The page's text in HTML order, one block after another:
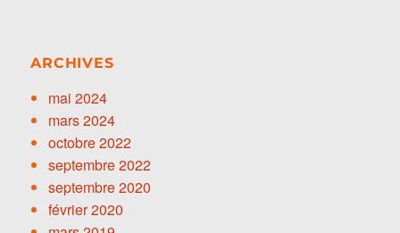
ARCHIVES
mai 2024
mars 2024
octobre 2022
septembre 2022
septembre 2020
février 2020